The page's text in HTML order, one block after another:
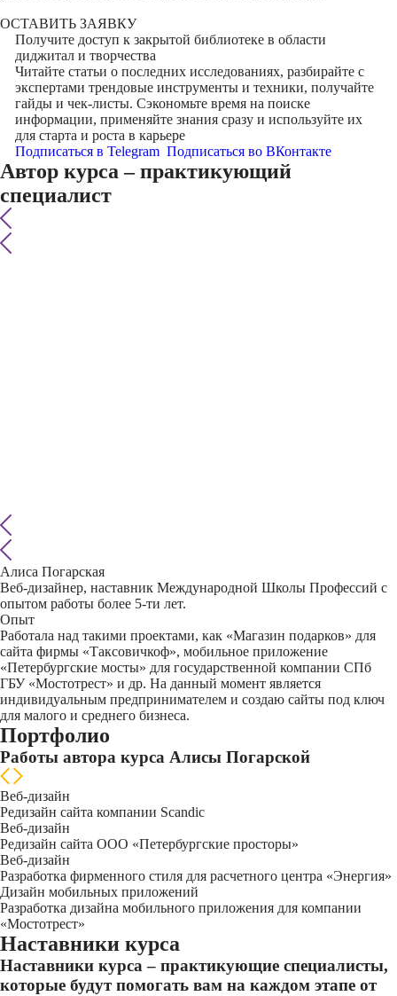
ОСТАВИТЬ ЗАЯВКУ
Получите доступ к закрытой библиотекев области
диджитал и творчества
Читайте статьи о последних исследованиях, разбирайте с
экспертами трендовые инструменты и техники, получайте
гайды и чек-листы. Сэкономьте время на поиске
информации, применяйте знания сразу и используйте их
для старта и роста в карьере
Подписаться в Telegram Подписаться во ВКонтакте
Автор курса – практикующий
специалист
Алиса Погарская
Веб-дизайнер, наставник Международной Школы Профессий с
опытом работы более 5-ти лет.
Опыт
Работала над такими проектами, как «Магазин подарков» для
сайта фирмы «Таксовичкоф», мобильное приложение
«Петербургские мосты» для государственной компании СПб
ГБУ «Мостотрест» и др. На данный момент является
индивидуальным предпринимателем и создаю сайты под ключ
для малого и среднего бизнеса.
Портфолио
Работы автора курса Алисы Погарской
Веб-дизайн
Редизайн сайта компании Sсandic
Веб-дизайн
Редизайн сайта ООО «Петербургские просторы»
Веб-дизайн
Разработка фирменного стиля для расчетного центра «Энергия»
Дизайн мобильных приложений
Разработка дизайна мобильного приложения для компании
«Мостотрест»
Наставники курса
Наставники курса – практикующие специалисты,
которые будут помогать вам на каждом этапе от